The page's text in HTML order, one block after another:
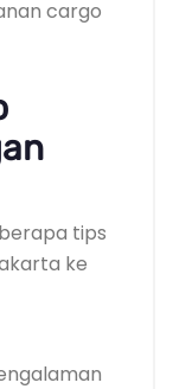
cargo
tips
ke